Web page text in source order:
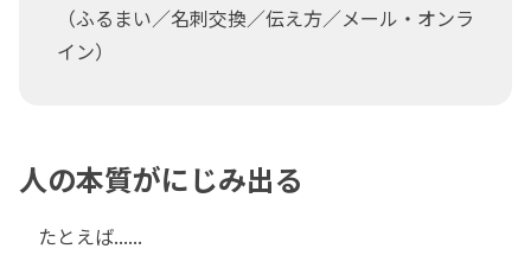
（ふるまい／名刺交換／伝え方／メール・オンラ
イン）
人の本質がにじみ出る
たとえば......